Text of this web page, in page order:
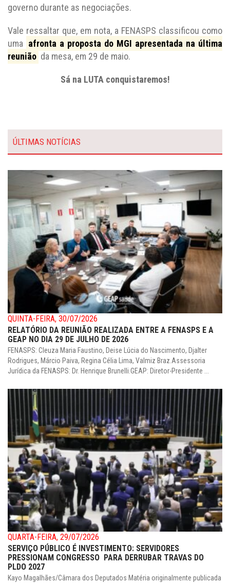
governo durante as negociações.
Vale ressaltar que, em nota, a FENASPS classificou como
uma afronta a proposta do MGI apresentada na última
reunião da mesa, em 29 de maio.
Sá na LUTA conquistaremos!
ÚLTIMAS NOTÍCIAS
QUINTA-FEIRA, 30/07/2026
RELATÓRIO DA REUNIÃO REALIZADA ENTRE A FENASPS E A
GEAP NO DIA 29 DE JULHO DE 2026
FENASPS: Cleuza Maria Faustino, Deise Lúcia do Nascimento, Djalter
Rodrigues, Márcio Paiva, Regina Célia Lima, Valmiz Braz.Assessoria
Jurídica da FENASPS: Dr. Henrique Brunelli.GEAP: Diretor-Presidente ...
QUARTA-FEIRA, 29/07/2026
SERVIÇO PÚBLICO É INVESTIMENTO: SERVIDORES
PRESSIONAM CONGRESSO PARA DERRUBAR TRAVAS DO
PLDO 2027
Kayo Magalhães/Câmara dos Deputados Matéria originalmente publicada